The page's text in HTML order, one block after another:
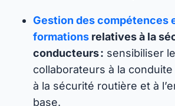
Gestion des compétences
formations relatives à la
conducteurs : sensibiliser
collaborateurs à la
à la sécurité routière et à
base.